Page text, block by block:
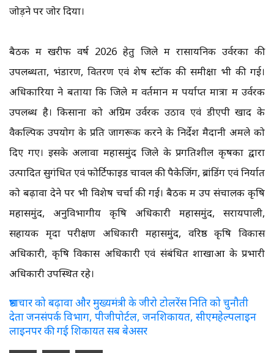
जोड़ने पर जोर दिया।
बैठक में खरीफ वर्ष 2026 हेतु जिले में रासायनिक उर्वरकों की
उपलब्धता, भंडारण, वितरण एवं शेष स्टॉक की समीक्षा भी की गई।
अधिकारियों ने बताया कि जिले में वर्तमान में पर्याप्त मात्रा में उर्वरक
उपलब्ध है। किसानों को अग्रिम उर्वरक उठाव एवं डीएपी खाद के
वैकल्पिक उपयोग के प्रति जागरूक करने के निर्देश मैदानी अमले को
दिए गए। इसके अलावा महासमुंद जिले के प्रगतिशील कृषकों द्वारा
उत्पादित सुगंधित एवं फोर्टिफाइड चावल की पैकेजिंग, ब्रांडिंग एवं निर्यात
को बढ़ावा देने पर भी विशेष चर्चा की गई। बैठक में उप संचालक कृषि
महासमुंद, अनुविभागीय कृषि अधिकारी महासमुंद, सरायपाली,
सहायक मृदा परीक्षण अधिकारी महासमुंद, वरिष्ठ कृषि विकास
अधिकारी, कृषि विकास अधिकारी एवं संबंधित शाखाओं के प्रभारी
अधिकारी उपस्थित रहे।
भ्रष्टाचार को बढ़ावा और मुख्यमंत्री के जीरो टोलरेंस निति को चुनौती
देता जनसंपर्क विभाग, पीजीपोर्टल, जनशिकायत, सीएमहेल्पलाइन
लाइनपर की गई शिकायत सब बेअसर